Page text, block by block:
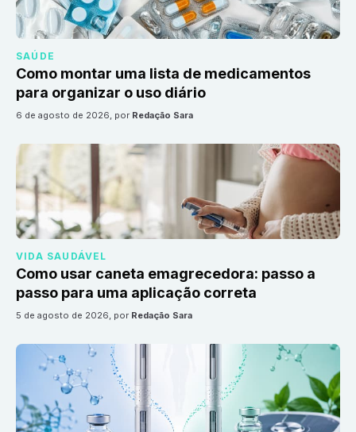
SAÚDE
Como montar uma lista de medicamentos
para organizar o uso diário
6 de agosto de 2026, por Redação Sara
VIDA SAUDÁVEL
Como usar caneta emagrecedora: passo a
passo para uma aplicação correta
5 de agosto de 2026, por Redação Sara